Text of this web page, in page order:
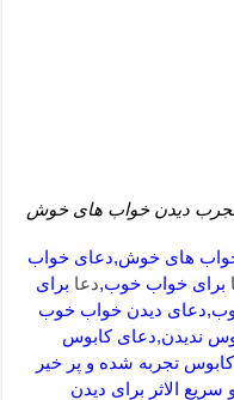
مجرب دیدن خواب های خوش
های خوش,دعای خواب
برای خواب خوب,دعا برای
دیدن خواب خوب
ندیدن,دعای کابوس
تجربه شده و پر خیر
الاثر برای دیدن